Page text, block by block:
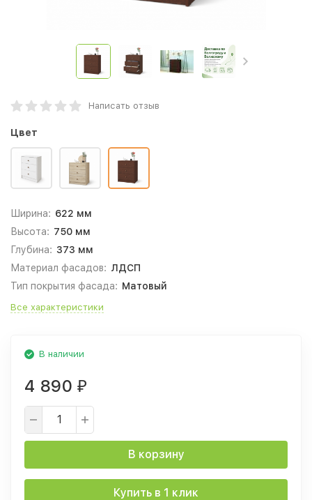
Написать отзыв
Цвет
Ширина: 622 мм
Высота: 750 мм
Глубина: 373 мм
Материал фасадов: ЛДСП
Тип покрытия фасада: Матовый
Все характеристики
В наличии
4 890 ₽
В корзину
Купить в 1 клик